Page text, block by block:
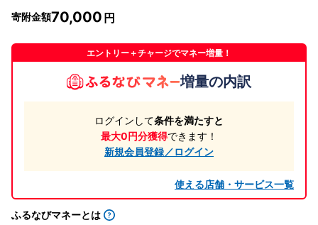
寄附金額70,000
エントリー＋チャージでマネー増量！
増量の内訳
ログインして条件を満たすと
最大0円分獲得できます！
新規会員登録／ログイン
使える店舗・サービス一覧
ふるなびマネーとは